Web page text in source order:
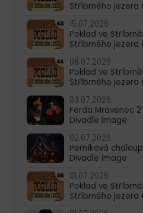
Stříbrného jezera
15.07.2026
Poklad ve
Stříbrného jezera
08.07.2026
Poklad ve
Stříbrného jezera
03.07.2026
Ferda Mravenec 2
Divadle Image
02.07.2026
Perníková
Divadle Image
01.07.2026
Poklad ve
Stříbrného jezera